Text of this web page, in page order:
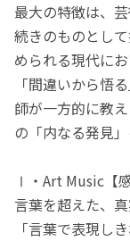
最大の特徴は、
続きのものとし
められる現代に
「間違いから悟
師が一方的に教
の「内なる発見
Ⅰ・Art Music【感
言葉を超えた、真
「言葉で表現し